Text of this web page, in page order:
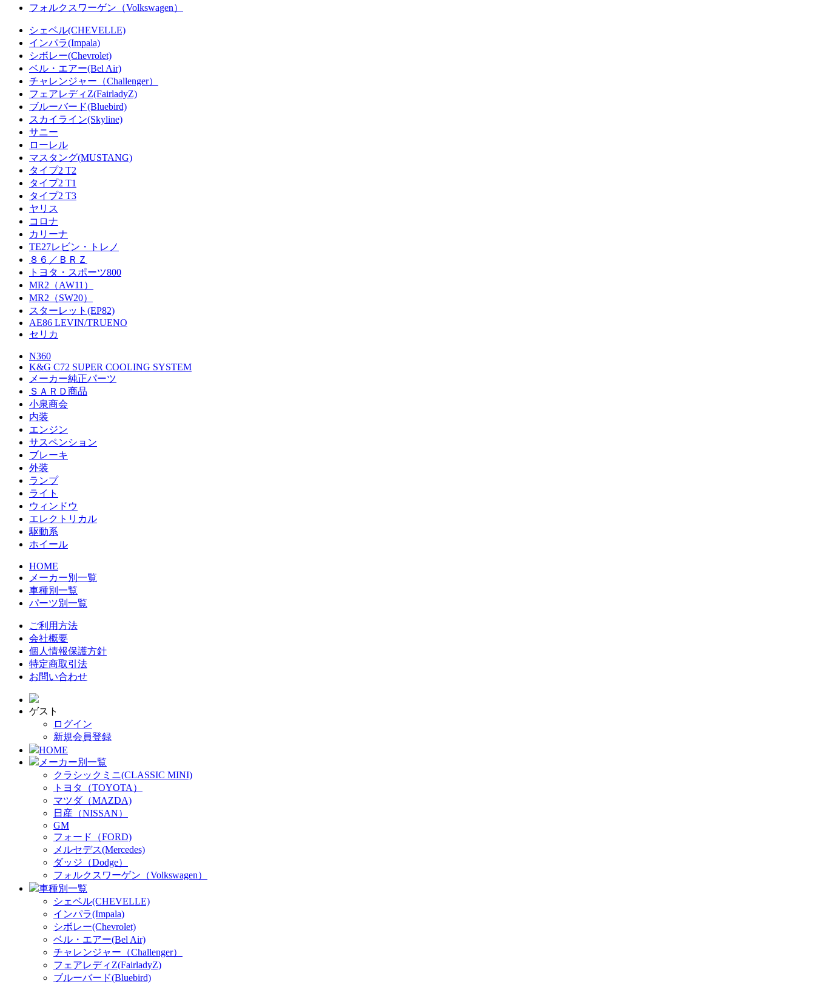
フォルクスワーゲン（Volkswagen）
シェベル(CHEVELLE)
インパラ(Impala)
シボレー(Chevrolet)
ベル・エアー(Bel Air)
チャレンジャー（Challenger）
フェアレディZ(FairladyZ)
ブルーバード(Bluebird)
スカイライン(Skyline)
サニー
ローレル
マスタング(MUSTANG)
タイプ2 T2
タイプ2 T1
タイプ2 T3
ヤリス
コロナ
カリーナ
TE27レビン・トレノ
８６／ＢＲＺ
トヨタ・スポーツ800
MR2（AW11）
MR2（SW20）
スターレット(EP82)
AE86 LEVIN/TRUENO
セリカ
N360
K&G C72 SUPER COOLING SYSTEM
メーカー純正パーツ
ＳＡＲＤ商品
小泉商会
内装
エンジン
サスペンション
ブレーキ
外装
ランプ
ライト
ウィンドウ
エレクトリカル
駆動系
ホイール
HOME
メーカー別一覧
車種別一覧
パーツ別一覧
ご利用方法
会社概要
個人情報保護方針
特定商取引法
お問い合わせ
ゲスト
ログイン
新規会員登録
HOME
メーカー別一覧
クラシックミニ(CLASSIC MINI)
トヨタ（TOYOTA）
マツダ（MAZDA)
日産（NISSAN）
GM
フォード（FORD)
メルセデス(Mercedes)
ダッジ（Dodge）
フォルクスワーゲン（Volkswagen）
車種別一覧
シェベル(CHEVELLE)
インパラ(Impala)
シボレー(Chevrolet)
ベル・エアー(Bel Air)
チャレンジャー（Challenger）
フェアレディZ(FairladyZ)
ブルーバード(Bluebird)